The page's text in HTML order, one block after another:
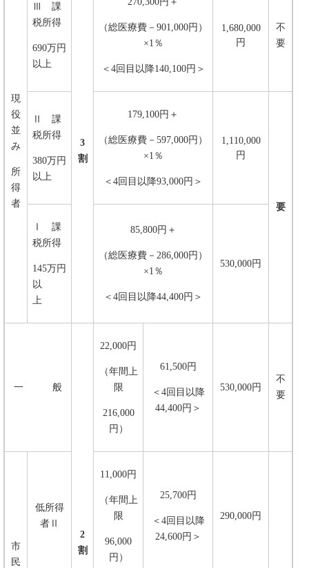
現
役
並
み
所
得
者
Ⅲ 課
税所得
690万円
以上
3
割
（総医療費－901,000円）
×1％
＜4回目以降140,100円＞
1,680,000
円
不
要
Ⅱ 課
税所得
380万円
以上
179,100円＋
（総医療費－597,000円）
×1％
＜4回目以降93,000円＞
1,110,000
円
要
Ⅰ 課
税所得
145万円
以
上
85,800円＋
（総医療費－286,000円）
×1％
＜4回目以降44,400円＞
530,000円
一 般
2
割
22,000円
（年間上
限
216,000
円）
61,500円
＜4回目以降
44,400円＞
530,000円
不
要
市
民
低所得
者Ⅱ
11,000円
（年間上
限
96,000
円）
25,700円
＜4回目以降
24,600円＞
290,000円